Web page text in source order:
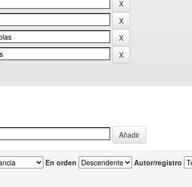
En orden Autor/registro